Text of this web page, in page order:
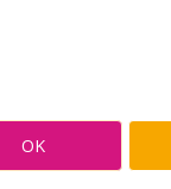
OK